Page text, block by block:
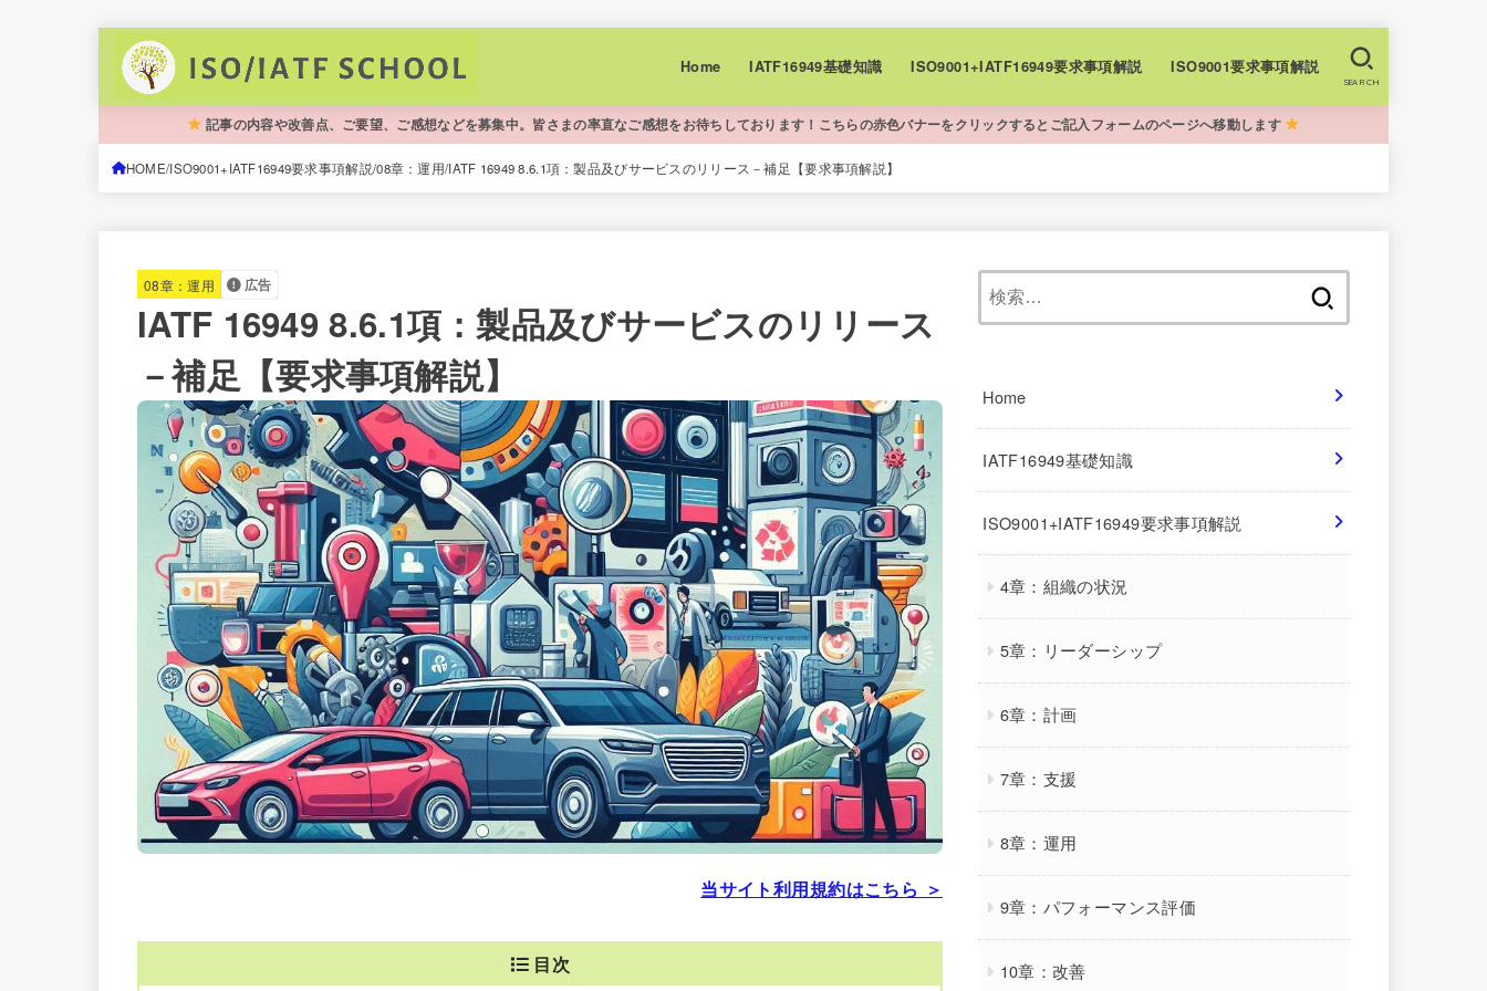
Home IATF16949基礎知識 ISO9001+IATF16949要求事項解説 ISO9001要求事項解説
SEARCH
記事の内容や改善点、ご要望、ご感想などを募集中。皆さまの率直なご感想をお待ちしております！こちらの赤色バナーをクリックするとご記入フォームのページへ移動します
HOME ISO9001+IATF16949要求事項解説 08章：運用 IATF 16949 8.6.1項：製品及びサービスのリリース－補足【要求事項解説】
08章：運用 広告
IATF 16949 8.6.1項：製品及びサービスのリリース
－補足【要求事項解説】
当サイト利用規約はこちら ＞
目次
Home
IATF16949基礎知識
ISO9001+IATF16949要求事項解説
4章：組織の状況
5章：リーダーシップ
6章：計画
7章：支援
8章：運用
9章：パフォーマンス評価
10章：改善